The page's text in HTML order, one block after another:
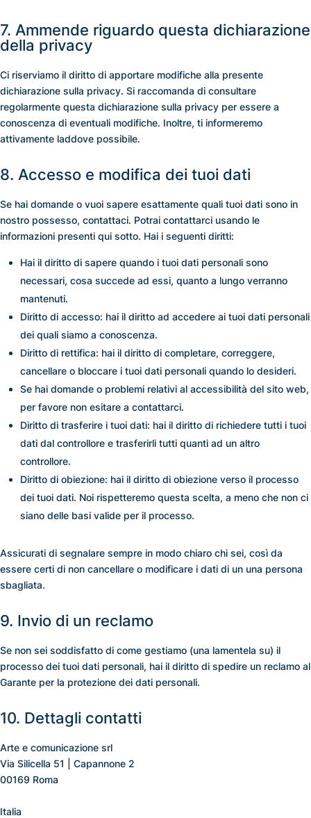
7. Ammende riguardo questa dichiarazione
della privacy
Ci riserviamo il diritto di apportare modifiche alla presente
dichiarazione sulla privacy. Si raccomanda di consultare
regolarmente questa dichiarazione sulla privacy per essere a
conoscenza di eventuali modifiche. Inoltre, ti informeremo
attivamente laddove possibile.
8. Accesso e modifica dei tuoi dati
Se hai domande o vuoi sapere esattamente quali tuoi dati sono in
nostro possesso, contattaci. Potrai contattarci usando le
informazioni presenti qui sotto. Hai i seguenti diritti:
Hai il diritto di sapere quando i tuoi dati personali sono
necessari, cosa succede ad essi, quanto a lungo verranno
mantenuti.
Diritto di accesso: hai il diritto ad accedere ai tuoi dati personali
dei quali siamo a conoscenza.
Diritto di rettifica: hai il diritto di completare, correggere,
cancellare o bloccare i tuoi dati personali quando lo desideri.
Se hai domande o problemi relativi al accessibilità del sito web,
per favore non esitare a contattarci.
Diritto di trasferire i tuoi dati: hai il diritto di richiedere tutti i tuoi
dati dal controllore e trasferirli tutti quanti ad un altro
controllore.
Diritto di obiezione: hai il diritto di obiezione verso il processo
dei tuoi dati. Noi rispetteremo questa scelta, a meno che non ci
siano delle basi valide per il processo.
Assicurati di segnalare sempre in modo chiaro chi sei, così da
essere certi di non cancellare o modificare i dati di un una persona
sbagliata.
9. Invio di un reclamo
Se non sei soddisfatto di come gestiamo (una lamentela su) il
processo dei tuoi dati personali, hai il diritto di spedire un reclamo al
Garante per la protezione dei dati personali.
10. Dettagli contatti
Arte e comunicazione srl
Via Silicella 51 | Capannone 2
00169 Roma
Italia